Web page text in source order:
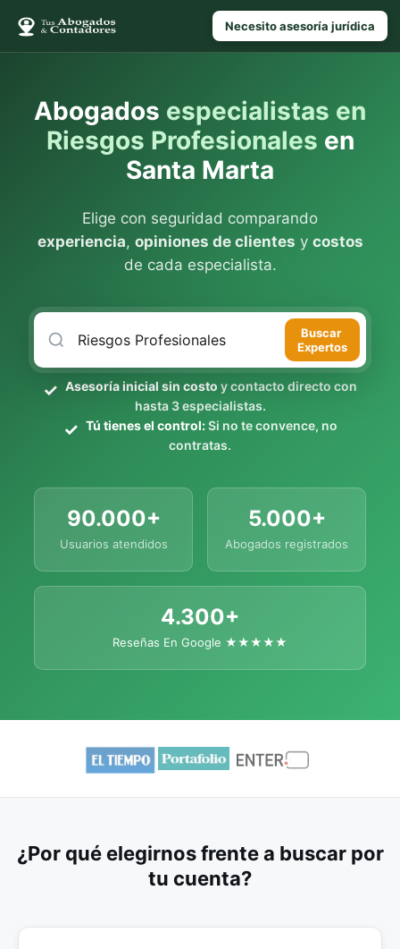
Necesito asesoría jurídica
Abogados especialistas en
Riesgos Profesionales en
Santa Marta
Elige con seguridad comparando
experiencia, opiniones de clientes y costos
de cada especialista.
Buscar
Expertos
Asesoría inicial sin costo y contacto directo con
hasta 3 especialistas.
Tú tienes el control:Si no te convence, no
contratas.
90.000+
Usuarios atendidos
5.000+
Abogados registrados
4.300+
Reseñas En Google ★★★★★
¿Por qué elegirnos frente a buscar por
tu cuenta?